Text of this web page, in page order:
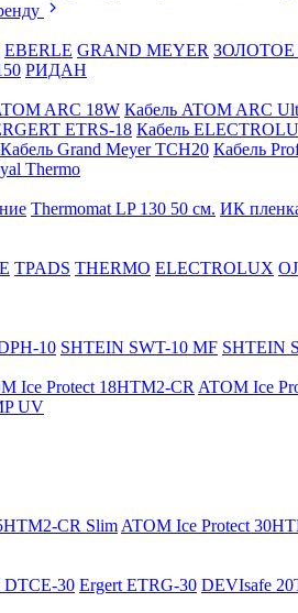
EBERLE GRAND MEYER
РИДАН
ARC 18W Кабель ATOM ARC
ETRS-18 Кабель
Кабель Grand Meyer TCH20 Кабель
Thermo
Thermomat LP 130 50 cм. ИК
TPADS THERMO ELECTROLUX
10 SHTEIN SWT-10 MF SHTEIN
Ice Protect 18HTM2-CR ATOM Ice
UV
CR Slim ATOM Ice Protect
30 Ergert ETRG-30 DEVIsafe